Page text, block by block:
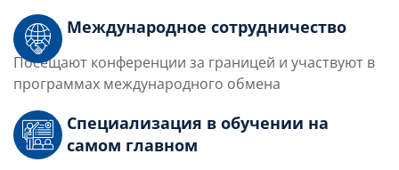
Международное сотрудничество
Посещают конференции за границей и участвуют в
программах международного обмена
Специализация в обучении на
самом главном